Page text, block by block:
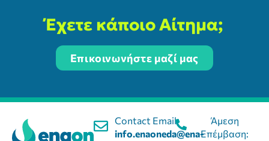
Έχετε κάποιο Αίτημα;
Επικοινωνήστε μαζί μας
Contact Email:
info.enaoneda@ena-
Άμεση
Επέμβαση: